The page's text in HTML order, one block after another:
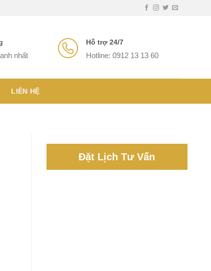
nhất
Hỗ trợ 24/7
Hotline: 0912 13 13 60
LIÊN HỆ
Đặt Lịch Tư Vấn